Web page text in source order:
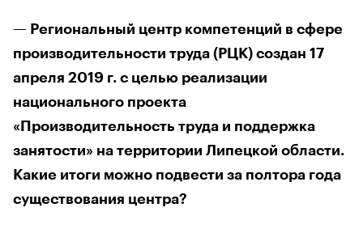
— Региональный центр компетенций в сфере
производительности труда (РЦК) создан 17
апреля 2019 г. с целью реализации
национального проекта
«Производительность труда и поддержка
занятости» на территории Липецкой области.
Какие итоги можно подвести за полтора года
существования центра?